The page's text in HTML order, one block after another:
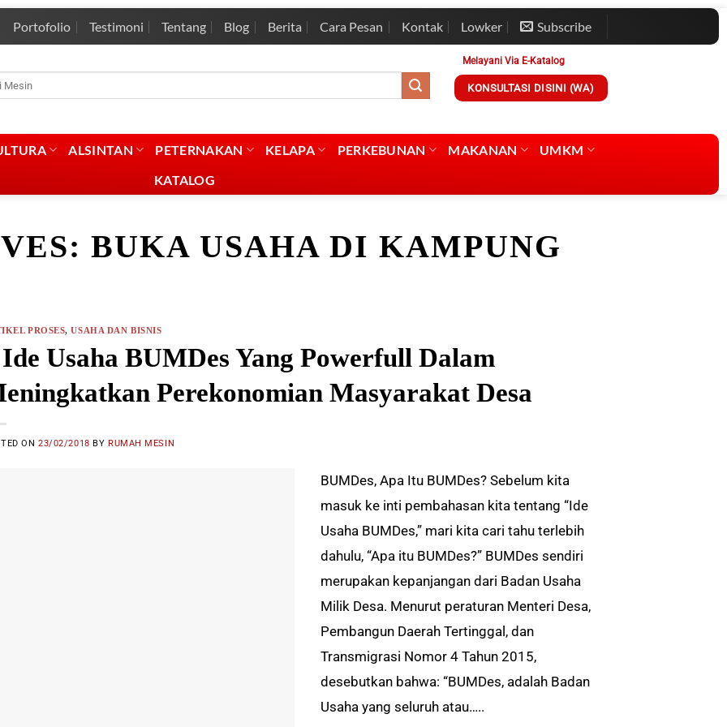
Portofolio Testimoni Tentang Blog Berita Cara Pesan Kontak Lowker Subscribe
Melayani Via E-Katalog
KONSULTASI DISINI (WA)
ALSINTAN PETERNAKAN KELAPA PERKEBUNAN MAKANAN
UMKM
KATALOG
BUKA USAHA DI KAMPUNG
PROSES,USAHA DAN BISNIS
Usaha BUMDes Yang Powerfull Dalam
Perekonomian Masyarakat Desa
ON23/02/2018 BY RUMAH MESIN
BUMDes, Apa Itu BUMDes? Sebelum kita
masuk ke inti pembahasan kita tentang “Ide
Usaha BUMDes,” mari kita cari tahu terlebih
dahulu, “Apa itu BUMDes?” BUMDes sendiri
merupakan kepanjangan dari Badan Usaha
Milik Desa. Menurut peraturan Menteri Desa,
Pembangun Daerah Tertinggal, dan
Transmigrasi Nomor 4 Tahun 2015,
desebutkan bahwa: “BUMDes, adalah Badan
Usaha yang seluruh atau…..